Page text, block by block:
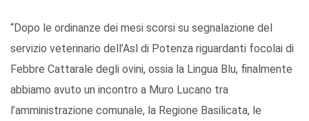
“Dopo le ordinanze dei mesi scorsi su segnalazione del
servizio veterinario dell’Asl di Potenza riguardanti focolai di
Febbre Cattarale degli ovini, ossia la Lingua Blu, finalmente
abbiamo avuto un incontro a Muro Lucano tra
l’amministrazione comunale, la Regione Basilicata, le